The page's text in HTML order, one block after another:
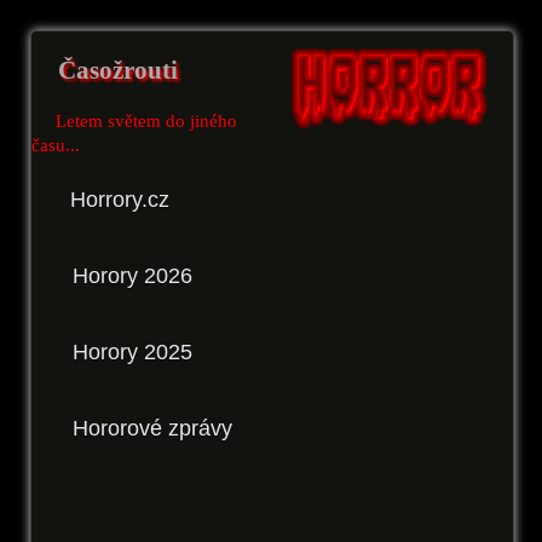
Časožrouti
Letem světem do jiného
času...
Horrory.cz
Horory 2026
Horory 2025
Hororové zprávy